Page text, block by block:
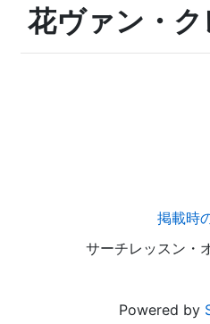
花ヴァン・ク
掲載時
サーチレッスン・
Powered by